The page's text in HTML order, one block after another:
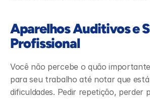
Aparelhos Auditivos e
Profissional
Você não percebe o quão
para seu trabalho até notar que
dificuldades. Pedir repetição, perder